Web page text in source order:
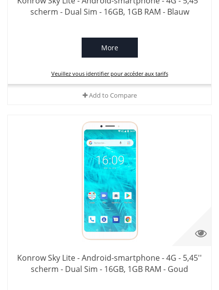
scherm - Dual Sim - 16GB, 1GB RAM - Blauw
More
Veuillez vous identifier pour accéder aux tarifs
Add to Compare
Konrow Sky Lite - Android-smartphone - 4G - 5,45''
scherm - Dual Sim - 16GB, 1GB RAM - Goud